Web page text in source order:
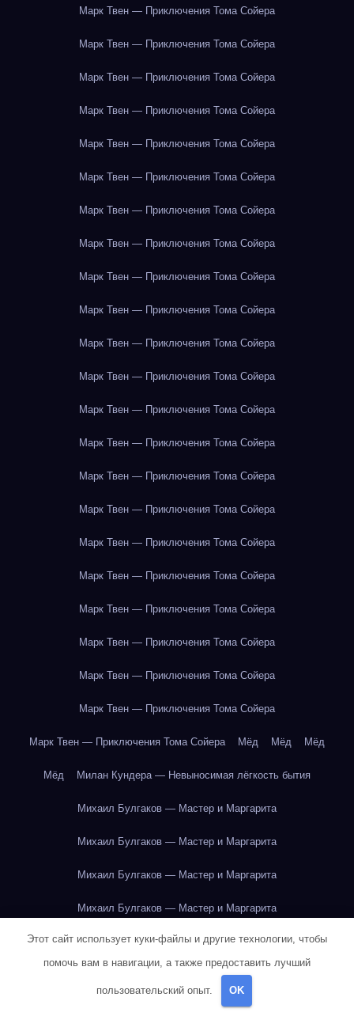
Марк Твен — Приключения Тома Сойера
Марк Твен — Приключения Тома Сойера
Марк Твен — Приключения Тома Сойера
Марк Твен — Приключения Тома Сойера
Марк Твен — Приключения Тома Сойера
Марк Твен — Приключения Тома Сойера
Марк Твен — Приключения Тома Сойера
Марк Твен — Приключения Тома Сойера
Марк Твен — Приключения Тома Сойера
Марк Твен — Приключения Тома Сойера
Марк Твен — Приключения Тома Сойера
Марк Твен — Приключения Тома Сойера
Марк Твен — Приключения Тома Сойера
Марк Твен — Приключения Тома Сойера
Марк Твен — Приключения Тома Сойера
Марк Твен — Приключения Тома Сойера
Марк Твен — Приключения Тома Сойера
Марк Твен — Приключения Тома Сойера
Марк Твен — Приключения Тома Сойера
Марк Твен — Приключения Тома Сойера
Марк Твен — Приключения Тома Сойера
Марк Твен — Приключения Тома Сойера
Марк Твен — Приключения Тома Сойера Мёд Мёд Мёд
Мёд Милан Кундера — Невыносимая лёгкость бытия
Михаил Булгаков — Мастер и Маргарита
Михаил Булгаков — Мастер и Маргарита
Михаил Булгаков — Мастер и Маргарита
Михаил Булгаков — Мастер и Маргарита
Михаил Булгаков — Мастер и Маргарита
Михаил Булгаков — Мастер и Маргарита
Михаил Булгаков — Мастер и Маргарита
Этот сайт использует куки-файлы и другие технологии, чтобы
помочь вам в навигации, а также предоставить лучший
пользовательский опыт. OK